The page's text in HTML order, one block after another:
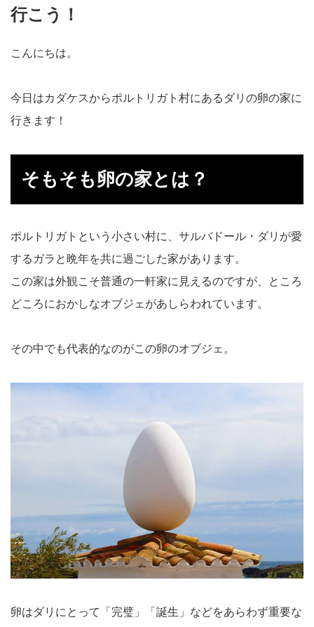
行こう！
こんにちは。
今日はカダケスからポルトリガト村にあるダリの卵の家に
行きます！
そもそも卵の家とは？
ポルトリガトという小さい村に、サルバドール・ダリが愛
するガラと晩年を共に過ごした家があります。
この家は外観こそ普通の一軒家に見えるのですが、ところ
どころにおかしなオブジェがあしらわれています。
その中でも代表的なのがこの卵のオブジェ。
卵はダリにとって「完璧」「誕生」などをあらわず重要な